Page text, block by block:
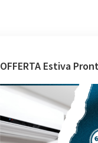
OFFERTA Estiva